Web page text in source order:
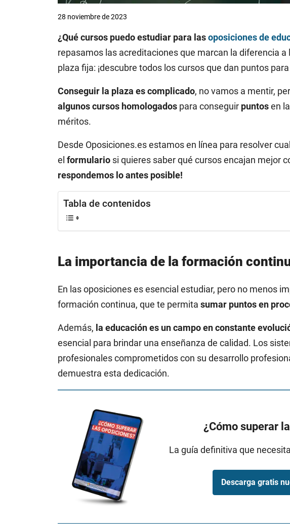
28 noviembre de 2023
¿Qué cursos puedo estudiar para lasoposiciones de
repasamos las acreditaciones que marcan la diferencia a
plaza fija: ¡descubre todos los cursos que dan puntos
Conseguir la plaza es complicado, no vamos a mentir,
algunos cursos homologados para conseguir puntosen
méritos.
Desde Oposiciones.es estamos en línea para resolver
el formulario si quieres saber qué cursos encajan mejor
respondemos lo antes posible!
Tabla de contenidos
La importancia de la formación
En las oposiciones es esencial estudiar, pero no menos
formación continua, que te permita sumar puntos en
Además, la educación es un campo en constante
esencial para brindar una enseñanza de calidad. Los
profesionales comprometidos con su desarrollo
demuestra esta dedicación.
¿Cómo superar
La guía definitiva que
Descarga gratis